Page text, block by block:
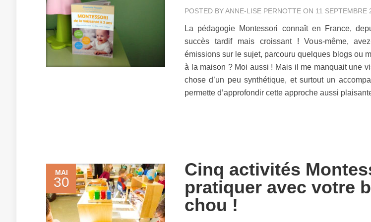
POSTED BYANNE-LISE PERNOTTE ON 11 SEPTEMBRE
La pédagogie Montessori connaît en France,
succès tardif mais croissant ! Vous-même,
émissions sur le sujet, parcouru quelques blogs ou
à la maison ? Moi aussi ! Mais il me manquait une
chose d’un peu synthétique, et surtout un
permette d’approfondir cette approche aussi
MAI
30
Cinq activités
pratiquer avec votre
chou !